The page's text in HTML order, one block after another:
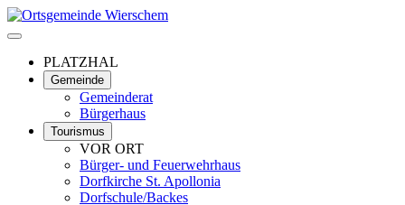
PLATZHAL
Gemeinde
Gemeinderat
Bürgerhaus
Tourismus
VOR ORT
Bürger- und Feuerwehrhaus
Dorfkirche St. Apollonia
Dorfschule/Backes